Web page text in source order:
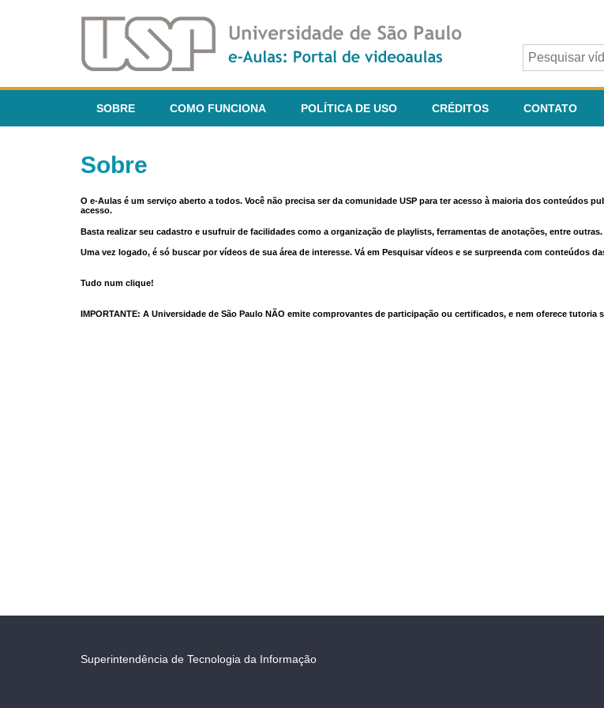
SOBRE COMO FUNCIONA POLÍTICA DE USO CRÉDITOS CONTATO
Sobre
O e-Aulas é um serviço aberto a todos. Você não precisa ser da comunidade USP para ter acesso à maioria dos conteúdos
acesso.
Basta realizar seu cadastro e usufruir de facilidades como a organização de playlists, ferramentas de anotações, entre
Uma vez logado, é só buscar por vídeos de sua área de interesse. Vá em Pesquisar vídeos e se surpreenda com conteúdos
Tudo num clique!
IMPORTANTE: A Universidade de São Paulo NÃO emite comprovantes de participação ou certificados, e nem oferece
Superintendência de Tecnologia da Informação